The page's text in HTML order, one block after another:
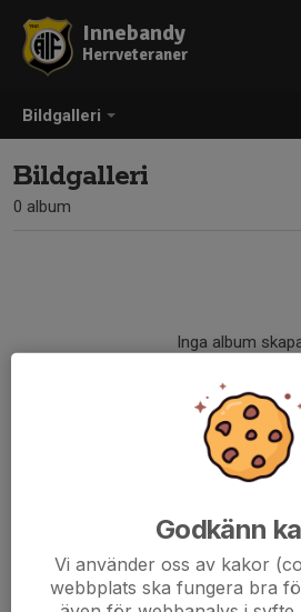
Bildgalleri
Innebandy
Herrveteraner
Bildgalleri
0 album
Inga album
Godkänn
Vi använder oss av kakor
webbplats ska fungera bra